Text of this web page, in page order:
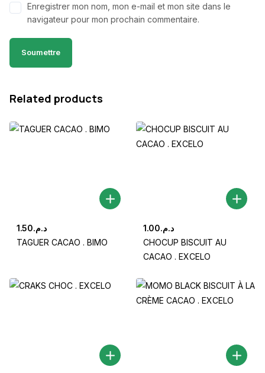
Enregistrer mon nom, mon e-mail et mon site dans le
navigateur pour mon prochain commentaire.
Related products
د.م.1.50
TAGUER CACAO . BIMO
د.م.1.00
CHOCUP BISCUIT AU
CACAO . EXCELO